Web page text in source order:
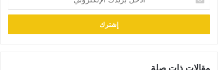
بريدك
الإلكتروني